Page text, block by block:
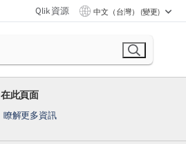
Qlik 資源 中文（台灣） (變更)
在此頁面
瞭解更多資訊